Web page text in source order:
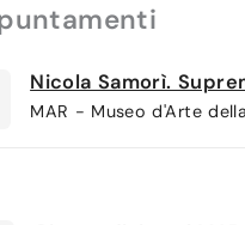
Nicola Samorì.
MAR - Museo d'Arte